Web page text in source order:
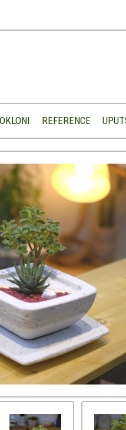
REFERENCE